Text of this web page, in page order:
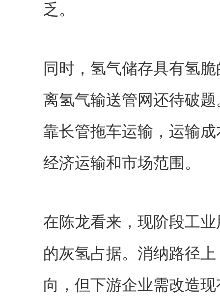
乏。
同时，氢气储存具有氢
离氢气输送管网还待破
靠长管拖车运输，运输
经济运输和市场范围。
在陈龙看来，现阶段工
的灰氢占据。消纳路径
向，但下游企业需改造